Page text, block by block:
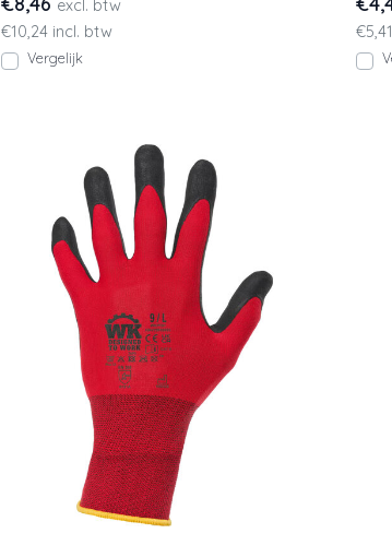
bescherminexcl. btw
€10,24 incl. btw
Vergelijk